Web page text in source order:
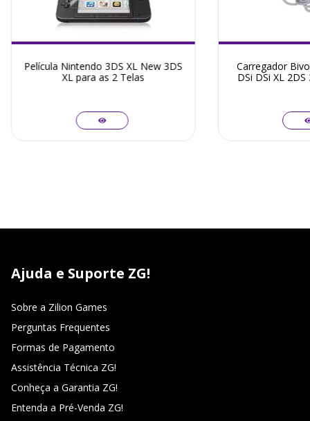
Película Nintendo 3DS XL New 3DS
XL para as 2 Telas
Carregador
DSi DSi XL
Ajuda e Suporte ZG!
Sobre a Zilion Games
Perguntas Frequentes
Formas de Pagamento
Assistência Técnica ZG!
Conheça a Garantia ZG!
Entenda a Pré-Venda ZG!